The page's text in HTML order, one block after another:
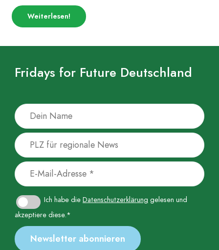
Weiterlesenüber
„Trockenheit,
dramatische
Woche
!
Fridays for Future Deutschland
Ich habe die Datenschutzerklärung gelesen und
akzeptiere diese.*